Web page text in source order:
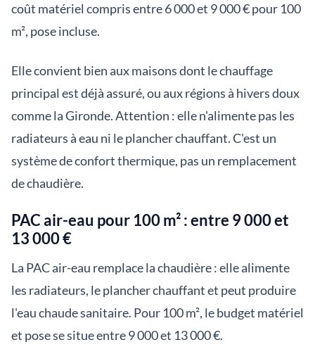
coût matériel compris entre 6 000 et 9 000 € pour 100
m², pose incluse.
Elle convient bien aux maisons dont le chauffage
principal est déjà assuré, ou aux régions à hivers doux
comme la Gironde. Attention : elle n'alimente pas les
radiateurs à eau ni le plancher chauffant. C'est un
système de confort thermique, pas un remplacement
de chaudière.
PAC air-eau pour 100 m² : entre 9 000 et
13 000 €
La PAC air-eau remplace la chaudière : elle alimente
les radiateurs, le plancher chauffant et peut produire
l'eau chaude sanitaire. Pour 100 m², le budget matériel
et pose se situe entre 9 000 et 13 000 €.